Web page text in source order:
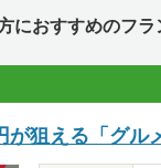
におすすめのフラ
狙える「グル